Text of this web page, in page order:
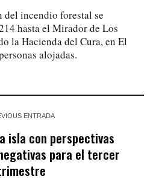
incendio forestal se
hasta el Mirador de Los
la Hacienda del Cura, en El
alojadas.
ENTRADA
isla con perspectivas
para el tercer